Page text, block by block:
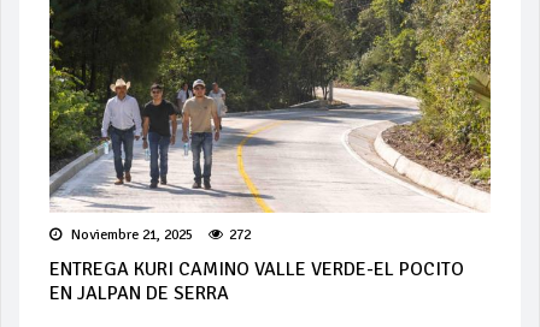
Noviembre 21, 2025 272
ENTREGA KURI CAMINO VALLE VERDE-EL POCITO
EN JALPAN DE SERRA